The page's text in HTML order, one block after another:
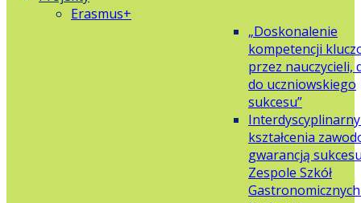
Erasmus+
„Doskonalenie
kompetencji
przez nauczycieli,
do uczniowskiego
sukcesu”
kształcenia
gwarancją
Zespole Szkół